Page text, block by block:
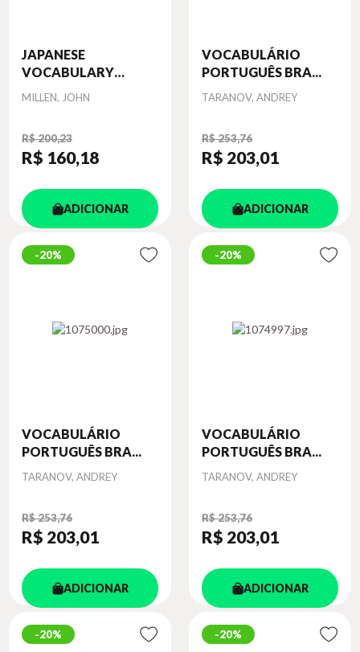
JAPANESE
VOCABULARY
FLASH...
Autor
MILLEN, JOHN
R$ 200,23
R$ 160,18
ADICIONAR
VOCABULÁRIO
PORTUGUÊS BRA...
Autor
TARANOV, ANDREY
R$ 253,76
R$ 203,01
ADICIONAR
20%
VOCABULÁRIO
PORTUGUÊS BRA...
Autor
TARANOV, ANDREY
R$ 253,76
R$ 203,01
ADICIONAR
20%
VOCABULÁRIO
PORTUGUÊS BRA...
Autor
TARANOV, ANDREY
R$ 253,76
R$ 203,01
ADICIONAR
20% 20%